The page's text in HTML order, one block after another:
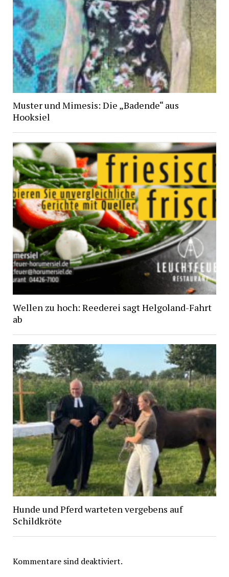
Muster und Mimesis: Die „Badende“ aus
Hooksiel
Wellen zu hoch: Reederei sagt Helgoland-Fahrt
ab
Hunde und Pferd warteten vergebens auf
Schildkröte
Kommentare sind deaktiviert.